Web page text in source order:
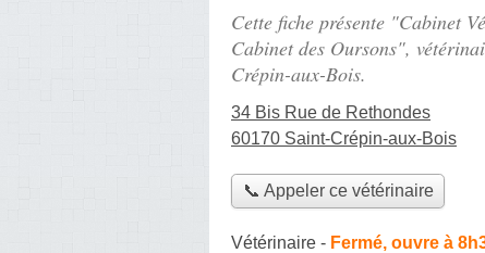
Cette fiche présente "Cabinet
Cabinet des Oursons",
Crépin-aux-Bois.
34 Bis Rue de Rethondes
60170 Saint-Crépin-aux-Bois
📞 Appeler ce vétérinaire
Vétérinaire - Fermé, ouvre à